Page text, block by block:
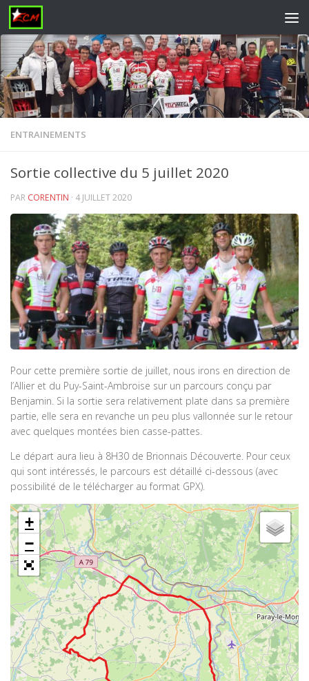
Skip to content
ENTRAINEMENTS
Sortie collective du 5 juillet 2020
PAR CORENTIN · 4 JUILLET 2020
Pour cette première sortie de juillet, nous irons en direction de
l’Allier et du Puy-Saint-Ambroise sur un parcours conçu par
Benjamin. Si la sortie sera relativement plate dans sa première
partie, elle sera en revanche un peu plus vallonnée sur le retour
avec quelques montées bien casse-pattes.
Le départ aura lieu à 8H30 de Brionnais Découverte. Pour ceux
qui sont intéressés, le parcours est détaillé ci-dessous (avec
possibilité de le télécharger au format GPX).
+
−